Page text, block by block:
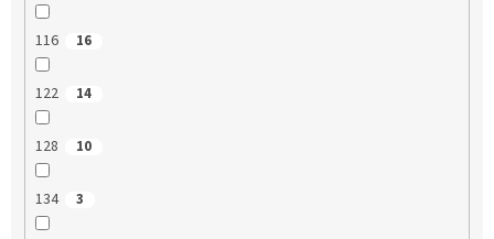
116 16
122 14
128 10
134 3